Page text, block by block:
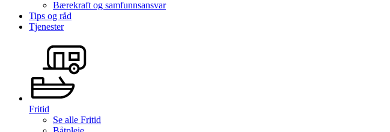
Bærekraft og samfunnsansvar
Tips og råd
Tjenester
Fritid
Se alle Fritid